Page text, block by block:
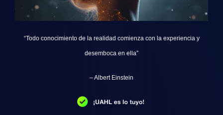
“Todo conocimiento de la realidad comienza con la experiencia y
desemboca en ella”
– Albert Einstein